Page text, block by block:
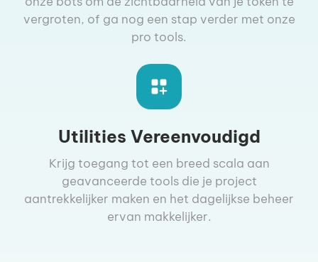
vergroten, of ga nog een stap verder met onze
pro tools.
Utilities Vereenvoudigd
Krijg toegang tot een breed scala aan
geavanceerde tools die je project
aantrekkelijker maken en het dagelijkse beheer
ervan makkelijker.